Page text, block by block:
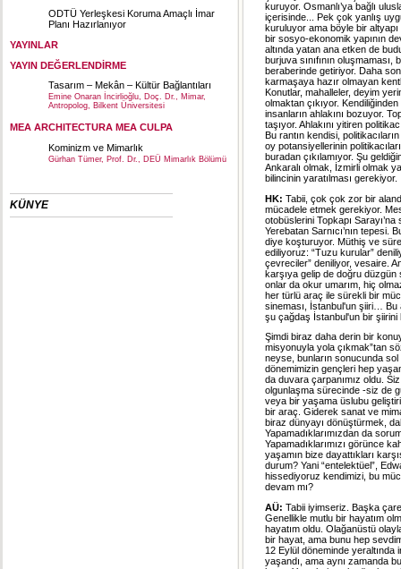
ODTÜ Yerleşkesi Koruma Amaçlı İmar
Planı Hazırlanıyor
YAYINLAR
YAYIN DEĞERLENDİRME
Tasarım – Mekân – Kültür Bağlantıları
Emine Onaran İncirlioğlu, Doç. Dr., Mimar,
Antropolog, Bilkent Üniversitesi
MEA ARCHITECTURA MEA CULPA
Kominizm ve Mimarlık
Gürhan Tümer, Prof. Dr., DEÜ Mimarlık Bölümü
KÜNYE
kuruyor. Osmanlı’ya bağlı
içerisinde... Pek çok yanlış
kuruluyor ama böyle bir
bir sosyo-ekonomik yapının
altında yatan ana etken de
burjuva sınıfının
beraberinde getiriyor. Daha
karmaşaya hazır olmayan
Konutlar, mahalleler, deyim
olmaktan çıkıyor.
insanların ahlakını bozuyor.
taşıyor. Ahlakını yitiren
Bu rantın kendisi,
oy potansiyellerinin
buradan çıkılamıyor. Şu
Ankaralı olmak, İzmirli olmak
bilincinin yaratılması gerekiyor.
HK: Tabii, çok çok zor bir
mücadele etmek gerekiyor.
otobüslerini Topkapı
Yerebatan Sarnıcı’nın tepesi.
diye koşturuyor. Müthiş ve
ediliyoruz: “Tuzu kurular”
çevreciler” deniliyor, vesaire.
karşıya gelip de doğru düzgün
onlar da okur umarım, hiç
her türlü araç ile sürekli bir
sineması, İstanbul'un şiiri… Bu
şu çağdaş İstanbul'un bir şiirini
Şimdi biraz daha derin bir
misyonuyla yola çıkmak”tan
neyse, bunların sonucunda sol
dönemimizin gençleri hep
da duvara çarpanımız oldu.
olgunlaşma sürecinde -siz de
veya bir yaşama üslubu
bir araç. Giderek sanat ve
biraz dünyayı dönüştürmek,
Yapamadıklarımızdan da
Yapamadıklarımızı görünce
yaşamın bize dayattıkları
durum? Yani “entelektüel”,
hissediyoruz kendimizi, bu
devam mı?
AÜ: Tabii iyimseriz. Başka
Genellikle mutlu bir hayatım
hayatım oldu. Olağanüstü
bir hayat, ama bunu hep
12 Eylül döneminde yeraltında
yaşandı, ama aynı zamanda